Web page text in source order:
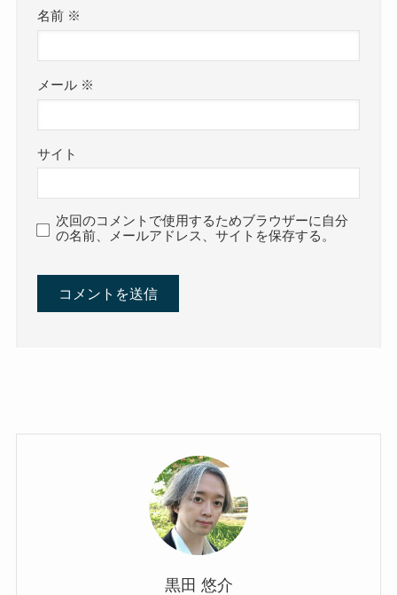
名前 ※
メール ※
サイト
次回のコメントで使用するためブラウザーに自分
の名前、メールアドレス、サイトを保存する。
黒田 悠介